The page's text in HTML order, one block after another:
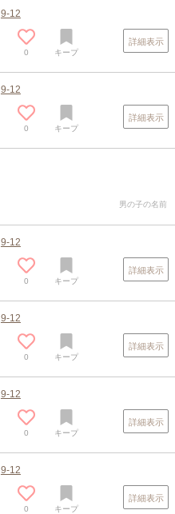
9-12
0 キープ
詳細表示
9-12
0 キープ
詳細表示
男の子の名前
9-12
0 キープ
詳細表示
9-12
0 キープ
詳細表示
9-12
0 キープ
詳細表示
9-12
0 キープ
詳細表示